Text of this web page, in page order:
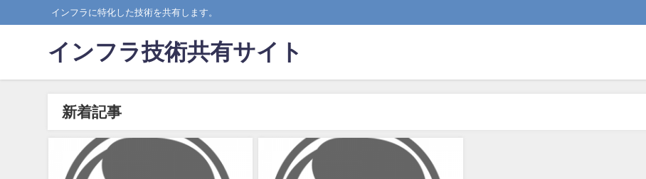
インフラに特化した技術を共有します。
インフラ技術共有サイト
新着記事